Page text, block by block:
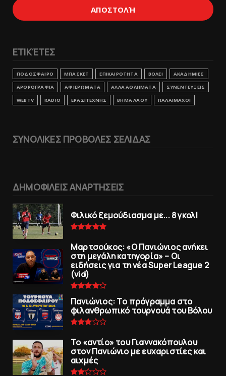
ΕΤΙΚΈΤΕΣ
ΠΟΔΟΣΦΑΙΡΟ ΜΠΑΣΚΕΤ ΕΠΙΚΑΙΡΟΤΗΤΑ ΒΟΛΕΙ
ΑΚΑΔΗΜΙΕΣ
ΑΡΘΡΟΓΡΑΦΙΑ
ΑΦΙΕΡΩΜΑΤΑ ΑΛΛΑ ΑΘΛΗΜΑΤΑ
ΣΥΝΕΝΤΕΥΞΕΙΣ
WEBTV
RADIO ΕΡΑΣΙΤΕΧΝΗΣ ΒΗΜΑ ΛΑΟΥ ΠΑΛΑΙΜΑΧΟΙ
ΣΥΝΟΛΙΚΕΣ ΠΡΟΒΟΛΕΣ ΣΕΛΙΔΑΣ
ΔΗΜΟΦΙΛΕΙΣ ΑΝΑΡΤΗΣΕΙΣ
Φιλικό ξεμούδιασμα με... 8 γκολ!
Μαρτσούκος: «Ο Πανιώνιος ανήκει
στη μεγάλη κατηγορία» – Οι
ειδήσεις για τη νέα Super League 2
(vid)
Πανιώνιoς: Tο πρόγραμμα στο
φιλανθρωπικό τουρνουά του Bόλου
To «αντίο» του Γιαννακόπουλου
στον Πανιώνιο με ευχαριστίες και
αιχμές